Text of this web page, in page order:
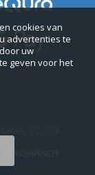
cookies van
advertenties te
uw
geven voor het